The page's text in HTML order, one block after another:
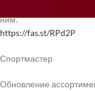
ней много смартфонов
ним.
https://fas.st/RPd2P
Спортмастер
Обновление